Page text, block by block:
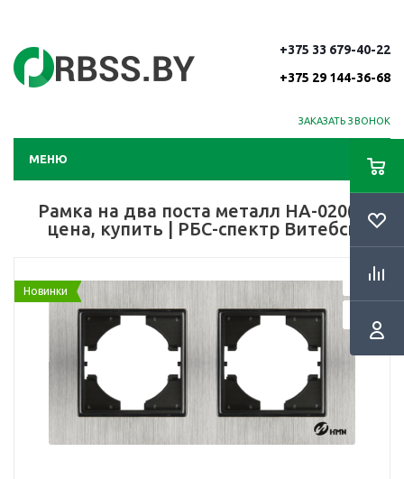
+375 33 679-40-22
+375 29 144-36-68
ЗАКАЗАТЬ ЗВОНОК
МЕНЮ
Рамка на два поста металл HA-020(s)
цена, купить | РБС-спектр Витебск
Новинки